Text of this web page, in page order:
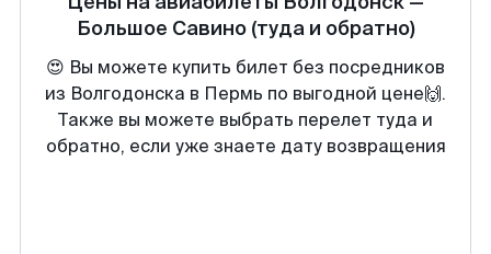
Большое Савино (туда и обратно)
😍 Вы можете купить билет без посредников
из Волгодонска в Пермь по выгодной цене🙌.
Также вы можете выбрать перелет туда и
обратно, если уже знаете дату возвращения